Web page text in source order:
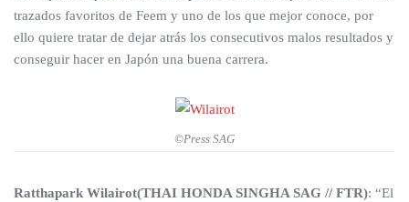
trazados favoritos de Feem y uno de los que mejor conoce, por
ello quiere tratar de dejar atrás los consecutivos malos resultados y
conseguir hacer en Japón una buena carrera.
©Press SAG
Ratthapark Wilairot(THAI HONDA SINGHA SAG // FTR): “El